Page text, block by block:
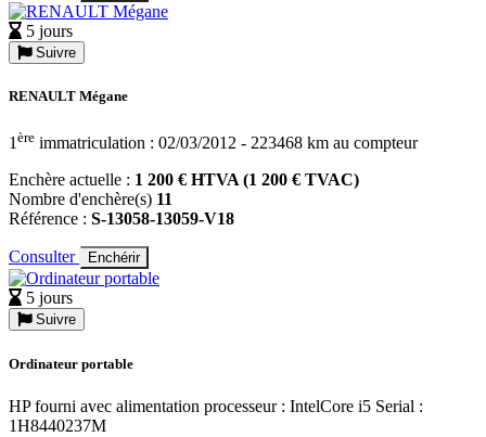
5 jours
Suivre
RENAULT Mégane
1 ère immatriculation : 02/03/2012 - 223468 km au compteur
Enchère actuelle : 1 200 € HTVA (1 200 € TVAC)
Nombre d'enchère(s) 11
Référence : S-13058-13059-V18
Consulter Enchérir
5 jours
Suivre
Ordinateur portable
HP fourni avec alimentation processeur : IntelCore i5 Serial :
1H8440237M